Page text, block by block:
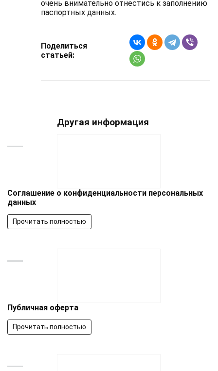
очень внимательно отнестись к заполнению
паспортных данных.
Поделиться
статьей:
Другая информация
Соглашение о конфиденциальности персональных
данных
Прочитать полностью
Публичная оферта
Прочитать полностью